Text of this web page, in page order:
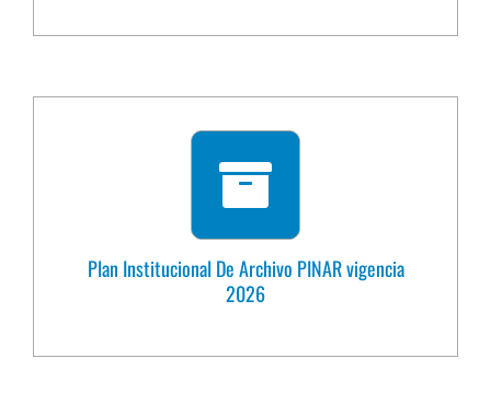
Plan Institucional De Archivo PINAR vigencia
2026